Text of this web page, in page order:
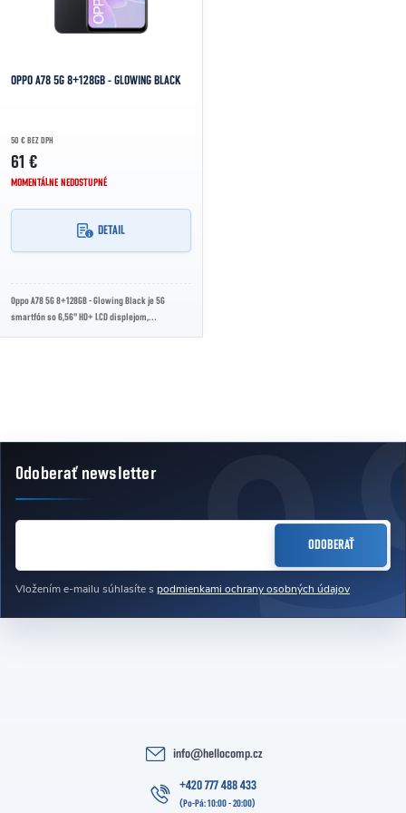
OPPO A78 5G 8+128GB - GLOWING BLACK
50 € BEZ DPH
61 €
MOMENTÁLNE NEDOSTUPNÉ
DETAIL
Oppo A78 5G 8+128GB - Glowing Black je 5G
smartfón so 6,56" HD+ LCD displejom,
Zápätie
Odoberať newsletter
Vložením e-mailu súhlasíte s podmienkami ochrany osobných údajov
ODOBERAŤ
info@hellocomp.cz
+420 777 488 433